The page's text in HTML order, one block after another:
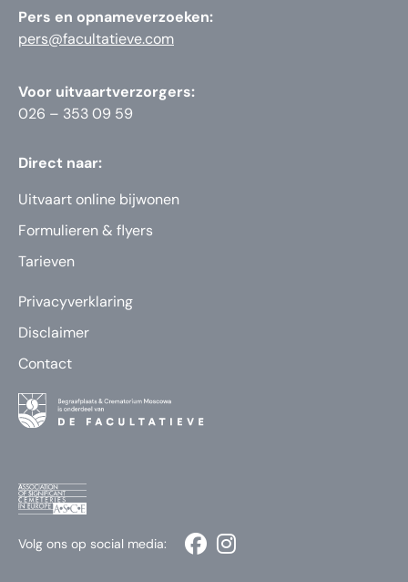
Pers en opnameverzoeken:
pers@facultatieve.com
Voor uitvaartverzorgers:
026 – 353 09 59
Direct naar:
Uitvaart online bijwonen
Formulieren & flyers
Tarieven
Privacyverklaring
Disclaimer
Contact
Volg ons op social media: